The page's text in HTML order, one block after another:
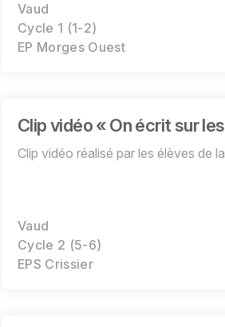
Vaud
Cycle 1 (1-2)
EP Morges Ouest
Clip vidéo « On écrit sur
Clip vidéo réalisé par les élèves de
Vaud
Cycle 2 (5-6)
EPS Crissier